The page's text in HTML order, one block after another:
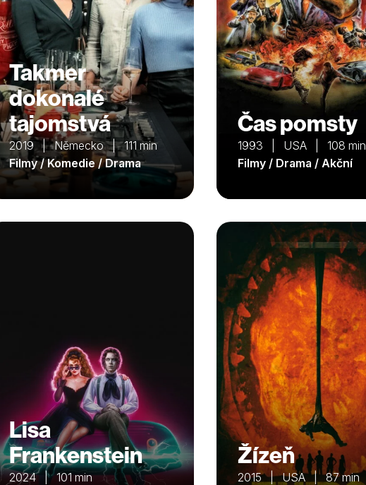
Takmer
dokonalé
tajomstvá
2019 | Německo | 111 min
Filmy / Komedie / Drama
Čas pomsty
1993 | USA | 108 min
Filmy / Drama / Akční
Lisa
Frankenstein
2024 | 101 min
Žízeň
2015 | USA | 87 min